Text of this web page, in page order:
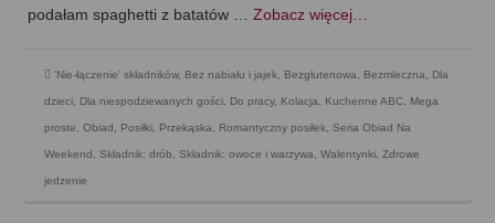
podałam spaghetti z batatów … Zobacz więcej…
'Nie-łączenie' składników, Bez nabiału i jajek Bezglutenowa Bezmleczna Dla
dzieci Dla niespodziewanych gości Do pracy, Kolacja Kuchenne ABC Mega
proste Obiad Posiłki Przekąska Romantyczny posiłek Seria Obiad Na
Weekend Składnik: drób Składnik: owoce i warzywa Walentynki Zdrowe
jedzenie